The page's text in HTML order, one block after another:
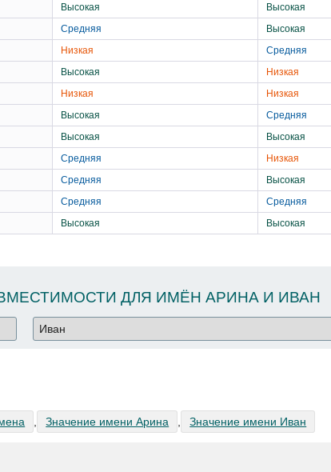
Высокая
Высокая
Средняя
Высокая
Низкая
Средняя
Высокая
Низкая
Низкая
Низкая
Высокая
Средняя
Высокая
Высокая
Средняя
Низкая
Средняя
Высокая
Средняя
Средняя
Высокая Высокая
ДЛЯ ИМЁН АРИНА И ИВАН
Значение имени Арина Значение имени Иван